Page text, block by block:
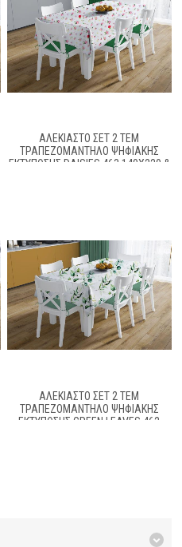
ΑΛΈΚΙΑΣΤΟ ΣΕΤ 2 ΤΕΜ
ΤΡΑΠΕΖΟΜΆΝΤΗΛΟ ΨΗΦΙΑΚΉΣ
ΕΚΤΎΠΩΣΗΣ DAISIES 463 140X220 &
ΑΛΈΚΙΑΣΤΟ ΣΕΤ 2 ΤΕΜ
ΤΡΑΠΕΖΟΜΆΝΤΗΛΟ ΨΗΦΙΑΚΉΣ
ΕΚΤΎΠΩΣΗΣ GREEN LEAVES 462